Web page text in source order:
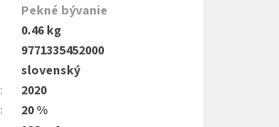
Pekné bývanie
0.46 kg
9771335452000
slovenský
:
2020
:
20 %